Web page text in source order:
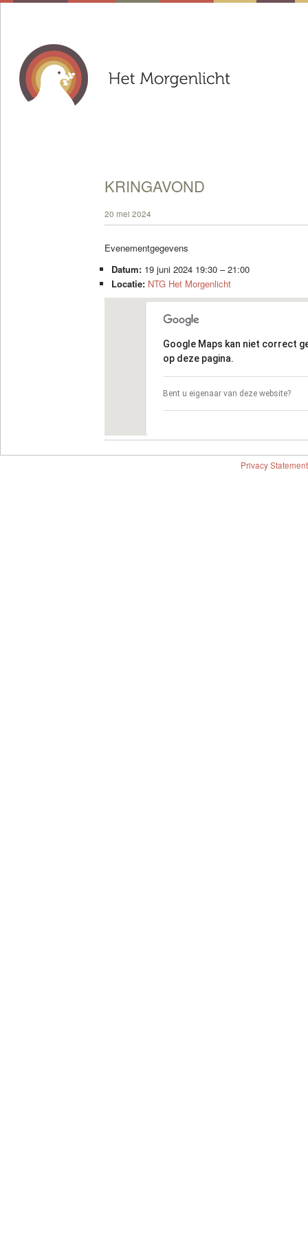
KRINGAVOND
20 mei 2024
Evenementgegevens
Datum: 19 juni 2024 19:30–21:00
Locatie: NTG Het Morgenlicht
Google Maps kan niet correct
op deze pagina.
Bent u eigenaar van deze website?
Privacy Statement